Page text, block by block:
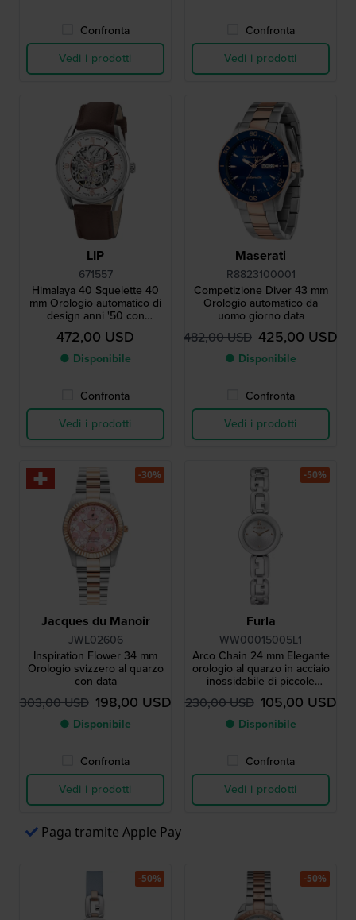
Confronta
Vedi i prodotti
Confronta
Vedi i prodotti
LIP
671557
Himalaya 40 Squelette 40
mm Orologio automatico di
design anni '50 con
quadrante scheletrato
472,00 USD
● Disponibile
Confronta
Vedi i prodotti
Maserati
R8823100001
Competizione Diver 43 mm
Orologio automatico da
uomo giorno data
482,00 USD 425,00 USD
● Disponibile
Confronta
Vedi i prodotti
Jacques du Manoir
JWL02606
Inspiration Flower 34 mm
Orologio svizzero al quarzo
con data
303,00 USD 198,00 USD
● Disponibile
Confronta
Vedi i prodotti
-30%
Furla
WW00015005L1
Arco Chain 24 mm Elegante
orologio al quarzo in acciaio
inossidabile di piccole
dimensioni.
230,00 USD 105,00 USD
● Disponibile
Confronta
Vedi i prodotti
-50%
Paga tramite Apple Pay
-50% -50%